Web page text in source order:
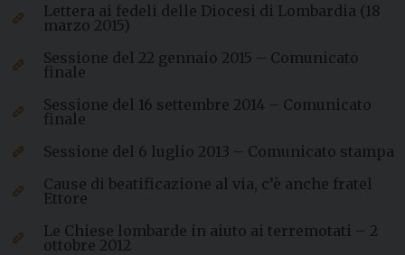
Lettera ai fedeli delle Diocesi di Lombardia (18
marzo 2015)
Sessione del 22 gennaio 2015 – Comunicato
finale
Sessione del 16 settembre 2014 – Comunicato
finale
Sessione del 6 luglio 2013 – Comunicato stampa
Cause di beatificazione al via, c’è anche fratel
Ettore
Le Chiese lombarde in aiuto ai terremotati – 2
ottobre 2012